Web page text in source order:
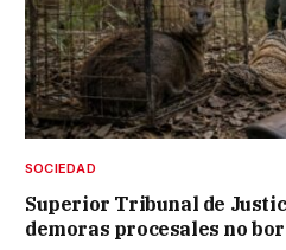
SOCIEDAD
Superior Tribunal de
demoras procesales no